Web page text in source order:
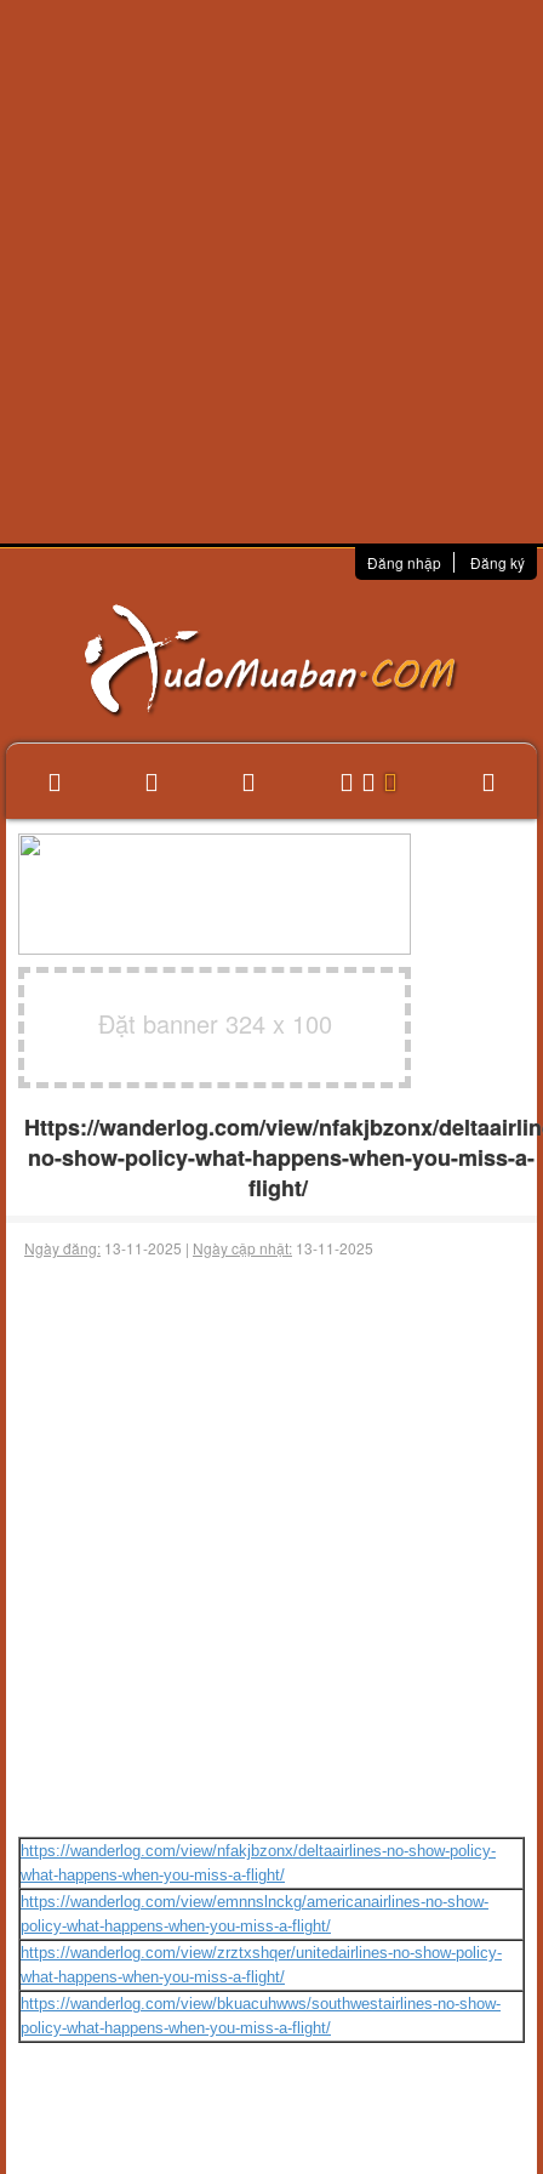
Đăng nhập Đăng ký
Đặt banner 324 x 100
Https://wanderlog.com/view/nfakjbzonx/
no-show-policy-what-happens-when-you-miss-a-
flight/
Ngày đăng: 13-11-2025 | Ngày cập nhật: 13-11-2025
https://wanderlog.com/view/nfakjbzonx/deltaairlines-no-show-policy-
what-happens-when-you-miss-a-flight/
https://wanderlog.com/view/emnnslnckg/americanairlines-no-show-
policy-what-happens-when-you-miss-a-flight/
https://wanderlog.com/view/zrztxshqer/unitedairlines-no-show-policy-
what-happens-when-you-miss-a-flight/
https://wanderlog.com/view/bkuacuhwws/southwestairlines-no-show-
policy-what-happens-when-you-miss-a-flight/